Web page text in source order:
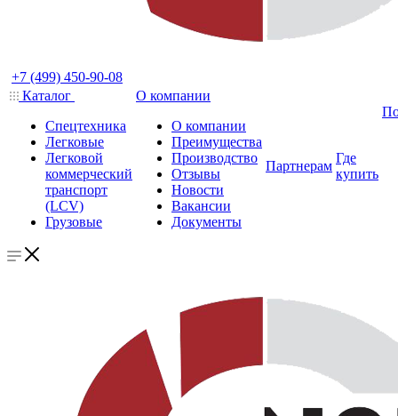
+7 (499) 450-90-08
Каталог
Спецтехника
Легковые
Легковой
коммерческий
транспорт
(LCV)
Грузовые
О компании
О компании
Преимущества
Производство
Отзывы
Новости
Вакансии
Документы
Партнерам
Где
купить